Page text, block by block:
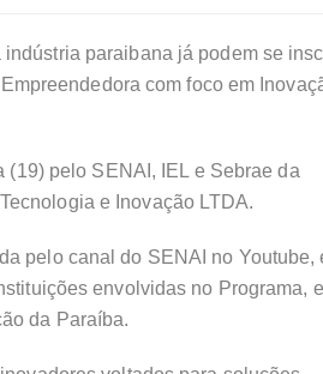
paraibana já podem se
com foco em
pelo SENAI, IEL e Sebrae da
e Inovação LTDA.
pelo canal do SENAI no Youtube,
envolvidas no Programa,
da Paraíba.